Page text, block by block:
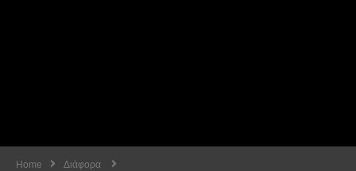
Home
Διάφορα